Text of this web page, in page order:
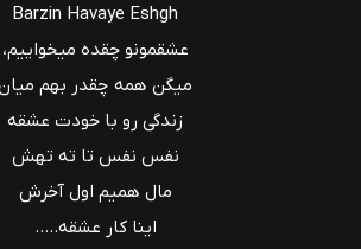
Barzin Havaye Eshgh
عشقمونو چقده میخواییم،
میگن همه چقدر بهم
زندگی رو با خودت عشقه
نفس نفس تا ته تهش
مال همیم اول آخرش
اینا کار عشقه.....